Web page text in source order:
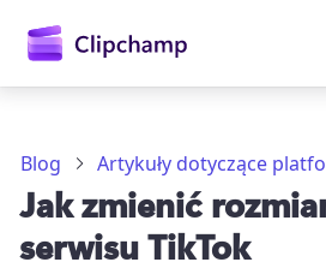
głównej
Blog Artykuły dotyczące
Jak zmienić
serwisu TikTok